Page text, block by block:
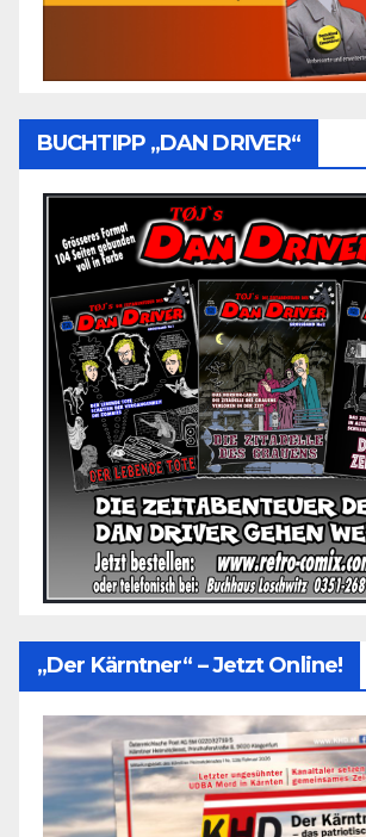
BUCHTIPP „DAN DRIVER“
„Der Kärntner“ – Jetzt Online!